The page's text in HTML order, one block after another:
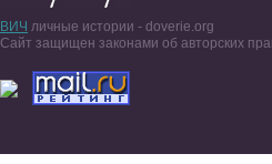
ВИЧ личные истории - doverie.org
Сайт защищен законами об авторских